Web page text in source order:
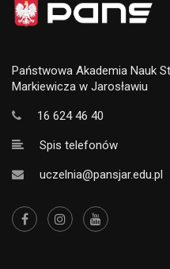
Państwowa Akademia Nauk
Markiewicza w Jarosławiu
16 624 46 40
Spis telefonów
uczelnia@pansjar.edu.pl